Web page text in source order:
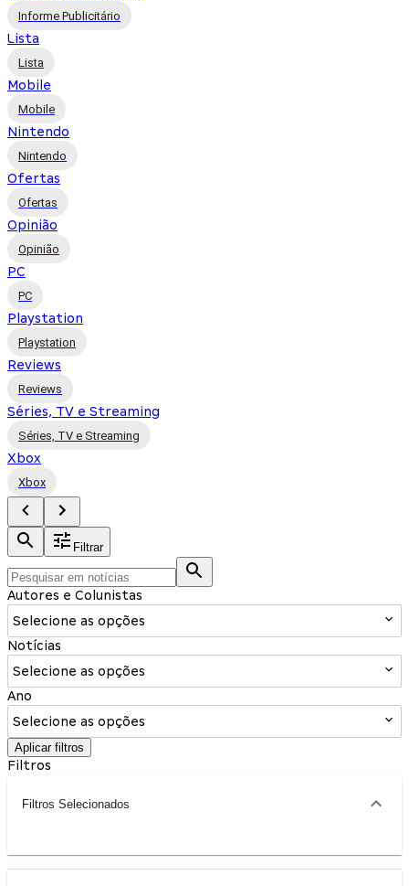
Informe Publicitário
Lista
Lista
Mobile
Mobile
Nintendo
Nintendo
Ofertas
Ofertas
Opinião
Opinião
PC
PC
Playstation
Playstation
Reviews
Reviews
Séries, TV e Streaming
Séries, TV e Streaming
Xbox
Xbox
Filtrar
Autores e Colunistas
Selecione as opções
Notícias
Selecione as opções
Ano
Selecione as opções
Aplicar filtros
Filtros
Filtros Selecionados